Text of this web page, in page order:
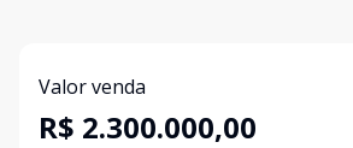
Valor venda
R$ 2.300.000,00